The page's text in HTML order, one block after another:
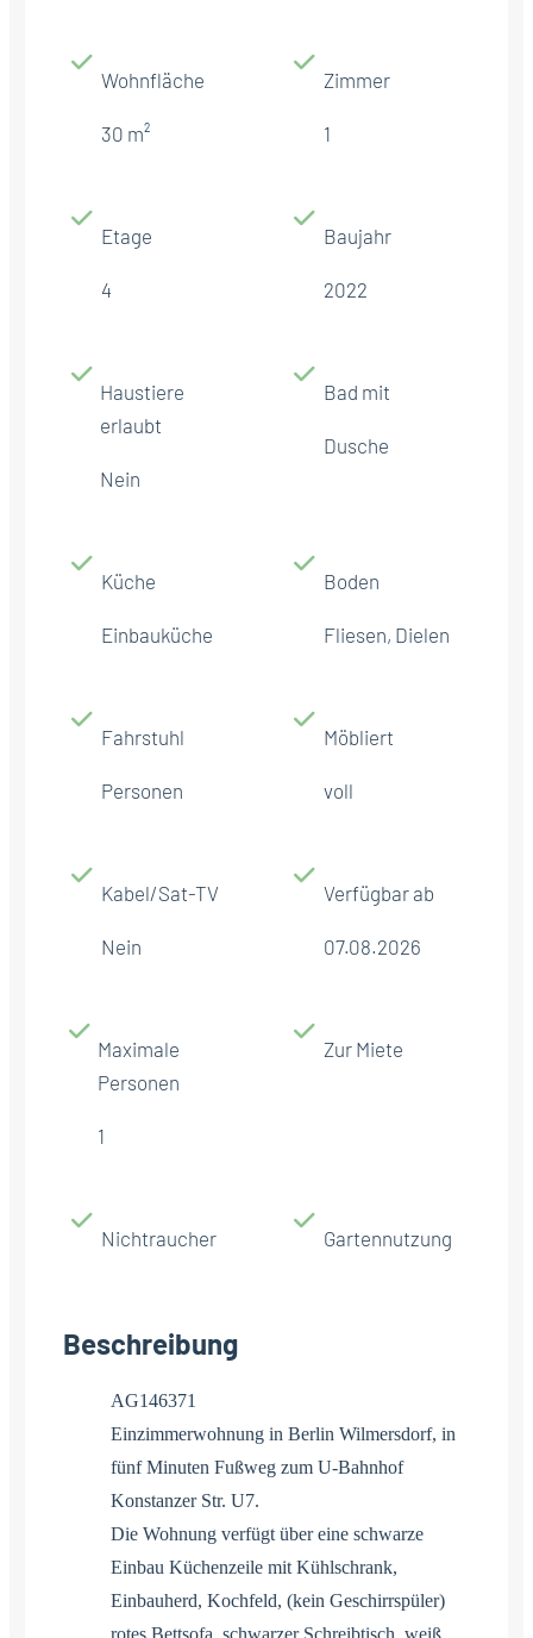
Wohnfläche
30 m²
Zimmer
1
Etage
4
Baujahr
2022
Haustiere
erlaubt
Nein
Bad mit
Dusche
Küche
Einbauküche
Boden
Fliesen, Dielen
Fahrstuhl
Personen
Möbliert
voll
Kabel/Sat-TV
Nein
Verfügbar ab
07.08.2026
Maximale
Personen
1
Zur Miete
Nichtraucher Gartennutzung
Beschreibung
AG146371
Einzimmerwohnung in Berlin Wilmersdorf, in
fünf Minuten Fußweg zum U-Bahnhof
Konstanzer Str. U7.
Die Wohnung verfügt über eine schwarze
Einbau Küchenzeile mit Kühlschrank,
Einbauherd, Kochfeld, (kein Geschirrspüler)
rotes Bettsofa, schwarzer Schreibtisch. weiß